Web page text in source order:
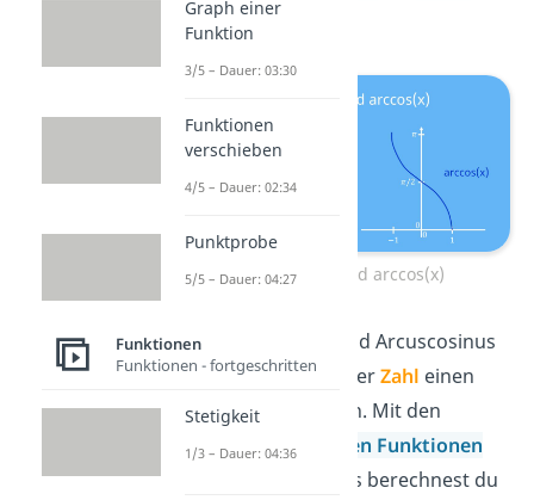
Cosinus .
arcsin(x) und arccos(x)
Mit Arcussinus und Arcuscosinus
kannst du aus einerZahl einen
Winkel
berechnen. Mit den
trigonometrischen Funktionen
Sinus und Cosinus berechnest du
Graph einer
Funktion
3/5 – Dauer: 03:30
Funktionen
verschieben
4/5 – Dauer: 02:34
Punktprobe
5/5 – Dauer: 04:27
Funktionen
Funktionen - fortgeschritten
Stetigkeit
1/3 – Dauer: 04:36